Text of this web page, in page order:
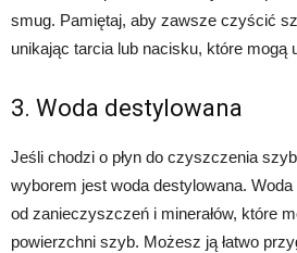
smug. Pamiętaj, aby zawsze czyścić
unikając tarcia lub nacisku, które mogą
3. Woda destylowana
Jeśli chodzi o płyn do czyszczenia
wyborem jest woda destylowana.
od zanieczyszczeń i minerałów, które
powierzchni szyb. Możesz ją łatwo